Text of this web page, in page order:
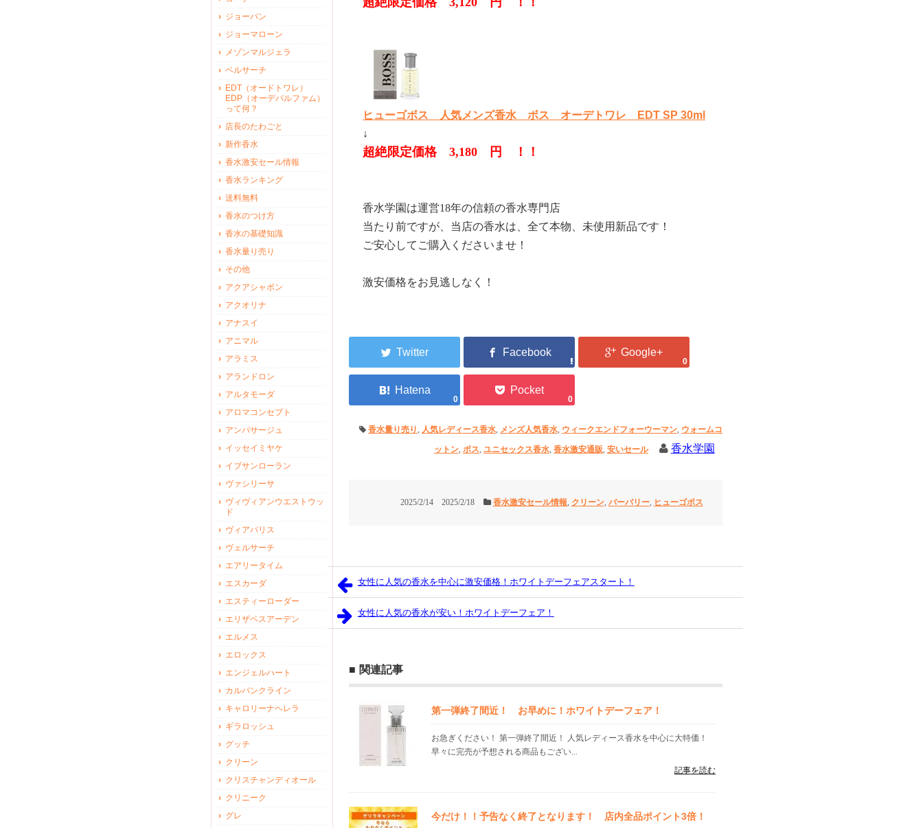
ヒューゴボス 人気メンズ香水 ボス オーデトワレ EDT SP 30ml
↓
超絶限定価格 3,180 円 ！！
香水学園は運営18年の信頼の香水専門店
当たり前ですが、当店の香水は、全て本物、未使用新品です！
ご安心してご購入くださいませ！
激安価格をお見逃しなく！
0
0 0
香水量り売り, 人気レディース香水, メンズ人気香水, ウィークエンドフォーウーマン, ウォームコ
ットン, ボス, ユニセックス香水, 香水激安通販, 安いセール 香水学園
2025/2/14 2025/2/18 香水激安セール情報, クリーン, バーバリー, ヒューゴボス
女性に人気の香水を中心に激安価格！ホワイトデーフェアスタート！
女性に人気の香水が安い！ホワイトデーフェア！
関連記事
第一弾終了間近！ お早めに！ホワイトデーフェア！
お急ぎください！ 第一弾終了間近！ 人気レディース香水を中心に大特価！
早々に完売が予想される商品もござい...
記事を読む
今だけ！！予告なく終了となります！ 店内全品ポイント3倍！
ジョーバン
ジョーマローン
メゾンマルジェラ
ベルサーチ
EDT（オードトワレ）
EDP（オーデパルファム）
って何？
店長のたわごと
新作香水
香水激安セール情報
香水ランキング
送料無料
香水のつけ方
香水の基礎知識
香水量り売り
その他
アクアシャボン
アクオリナ
アナスイ
アニマル
アラミス
アランドロン
アルタモーダ
アロマコンセプト
アンパサージュ
イッセイミヤケ
イブサンローラン
ヴァシリーサ
ヴィヴィアンウエストウッ
ド
ヴィアパリス
ヴェルサーチ
エアリータイム
エスカーダ
エスティーローダー
エリザベスアーデン
エルメス
エロックス
エンジェルハート
カルバンクライン
キャロリーナヘレラ
ギラロッシュ
グッチ
クリーン
クリスチャンディオール
クリニーク
グレ